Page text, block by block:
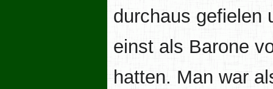
durchaus gefielen
einst als Barone
hatten. Man war